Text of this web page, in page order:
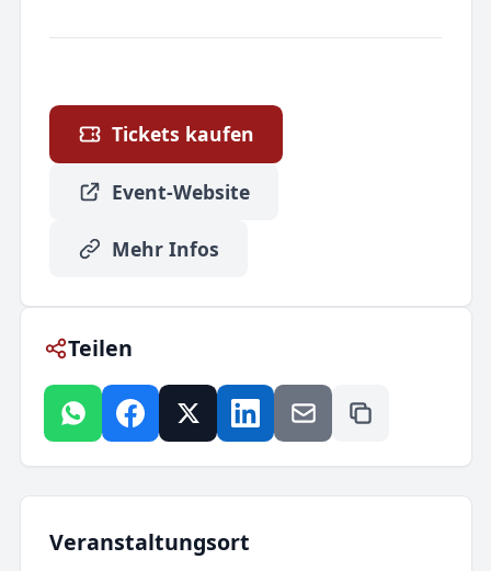
Tickets kaufen
Event-Website
Mehr Infos
Teilen
Veranstaltungsort